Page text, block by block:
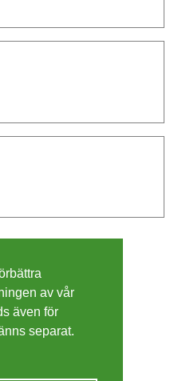
av vår
även för
separat.